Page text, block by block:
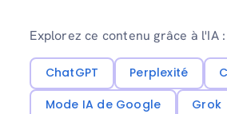
Explorez ce contenu grâce à l'IA :
ChatGPT Perplexité
Mode IA de Google
Grok